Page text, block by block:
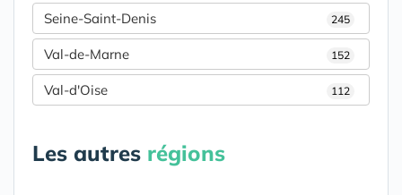
Seine-Saint-Denis 245
Val-de-Marne 152
Val-d'Oise 112
Les autres régions